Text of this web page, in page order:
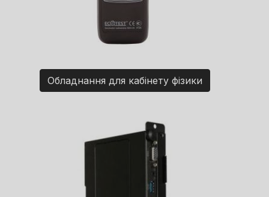
Обладнання для кабінету фізики